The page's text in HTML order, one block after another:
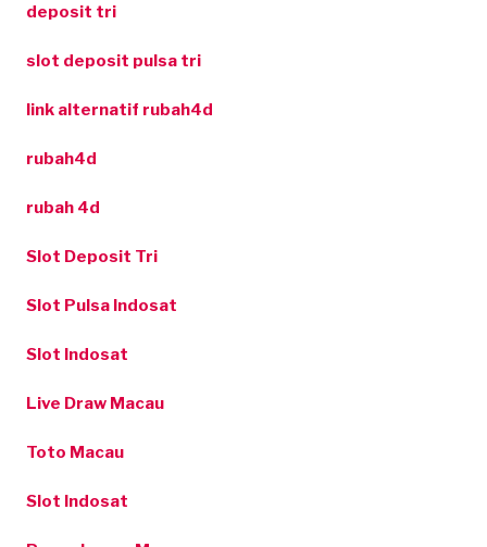
deposit tri
slot deposit pulsa tri
link alternatif rubah4d
rubah4d
rubah 4d
Slot Deposit Tri
Slot Pulsa Indosat
Slot Indosat
Live Draw Macau
Toto Macau
Slot Indosat